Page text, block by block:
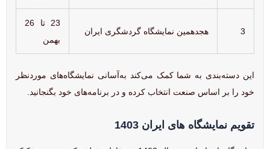
3 هجدهمین نمایشگاه گردشگری ایران
23 تا 26
بهمن
این دسته‌بندی به شما کمک می‌کند به‌آسانی نمایشگاه‌های موردنظر
خود را بر اساس صنعت انتخاب کرده و در برنامه‌های خود بگنجانید.
تقویم نمایشگاه‌ های ایران 1403